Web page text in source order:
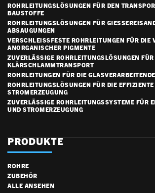
ROHRLEITUNGSLÖSUNGEN FÜR DEN
BAUSTOFFE
ROHRLEITUNGSLÖSUNGEN FÜR
BSAUGUNGEN
VERSCHLEISSFESTE ROHRLEITUNGEN FÜR DIE
NORGANISCHER PIGMENTE
ZUVERLÄSSIGE ROHRLEITUNGSLÖSUNGEN FÜR
KLÄRSCHLAMMTRANSPORT
ROHRLEITUNGEN FÜR DIE
ROHRLEITUNGSLÖSUNGEN FÜR DIE EFFIZIENTE
STROMERZEUGUNG
ZUVERLÄSSIGE ROHRLEITUNGSSYSTEME FÜR
UND STROMERZEUGUNG
PRODUKTE
ROHRE
ZUBEHÖR
ALLE ANSEHEN